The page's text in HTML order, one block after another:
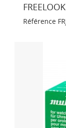
Référence